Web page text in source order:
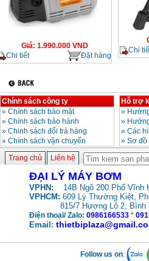
Giá: 1.990.000VND
Chi tiết
Đặt hàng
Chi
Chính sách công ty
» Chính sách bảo mật
» Chính sách bảo hành
» Chinh sách đổi trả hàng
» Chính sách vận chuyển
Hỗ trợ
»
»
» Các
» Sơ
Trang chủ Liên hệ
ĐẠI LÝ MÁY BƠM
VPHN: 14B Ngõ 200 Phố Vĩnh
VPHCM: 609 Lý Thường Kiệt,
815/7 Hương Lộ 2, Bình
Điện thoại/ Zalo: 0986166533 *
Email:
Follow us on: